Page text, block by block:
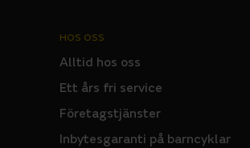
HOS OSS
Alltid hos oss
Ett års fri service
Företagstjänster
Inbytesgaranti på barncyklar